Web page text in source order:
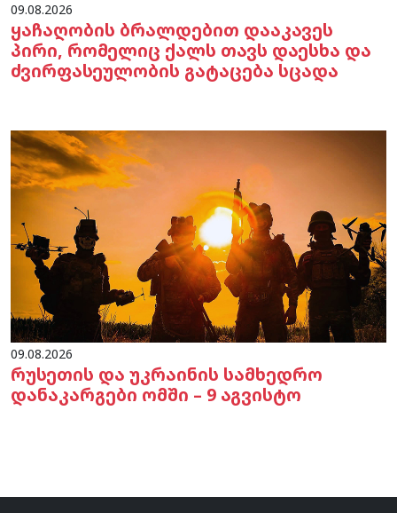
09.08.2026
ყაჩაღობის ბრალდებით დააკავეს
პირი, რომელიც ქალს თავს დაესხა და
ძვირფასეულობის გატაცება სცადა
09.08.2026
რუსეთის და უკრაინის სამხედრო
დანაკარგები ომში – 9 აგვისტო